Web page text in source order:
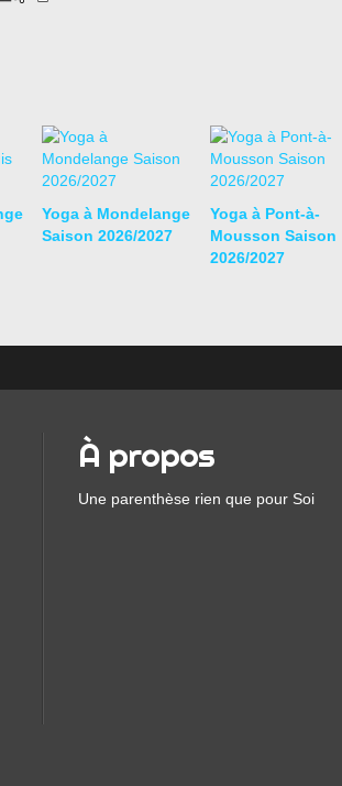
Yoga à Mondelange
Saison 2026/2027
Yoga à Pont-à-
Mousson Saison
2026/2027
À propos
Une parenthèse rien que pour Soi